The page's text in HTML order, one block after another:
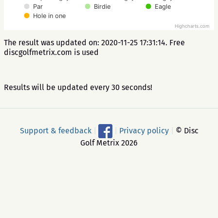
Par
Birdie
Eagle
Hole in one
Highcharts.com
The result was updated on: 2020-11-25 17:31:14. Free
discgolfmetrix.com is used
Results will be updated every 30 seconds!
Support & feedback Privacy policy
© Disc
Golf Metrix 2026